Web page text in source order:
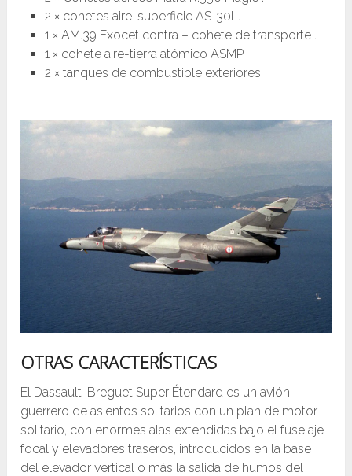
2 × cohetes aire-superficie AS-30L.
1 × AM.39 Exocet contra – cohete de transporte .
1 × cohete aire-tierra atómico ASMP.
2 × tanques de combustible exteriores
OTRAS CARACTERÍSTICAS
El Dassault-Breguet Super Étendard es un avión
guerrero de asientos solitarios con un plan de motor
solitario, con enormes alas extendidas bajo el fuselaje
focal y elevadores traseros, introducidos en la base
del elevador vertical o más la salida de humos del